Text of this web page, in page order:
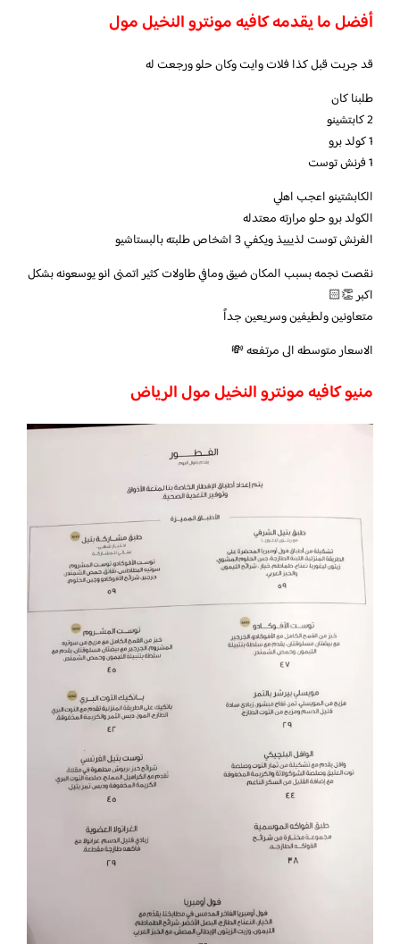
أفضل ما يقدمه كافيه مونترو النخيل مول
قد جربت قبل كذا فلات وايت وكان حلو ورجعت له
طلبنا كان
2 كابتشينو
1 كولد برو
1 فرنش توست
الكابشتينو اعجب اهلي
الكولد برو حلو مرارته معتدله
الفرنش توست لذيييذ ويكفي 3 اشخاص طلبته بالبستاشيو
نقصت نجمه بسبب المكان ضيق ومافي طاولات كثير اتمنى انو يوسعونه بشكل
اكبر 👏🏻
متعاونين ولطيفين وسريعين جداً
الاسعار متوسطه الى مرتفعه 💸
منيو كافيه مونترو النخيل مول الرياض